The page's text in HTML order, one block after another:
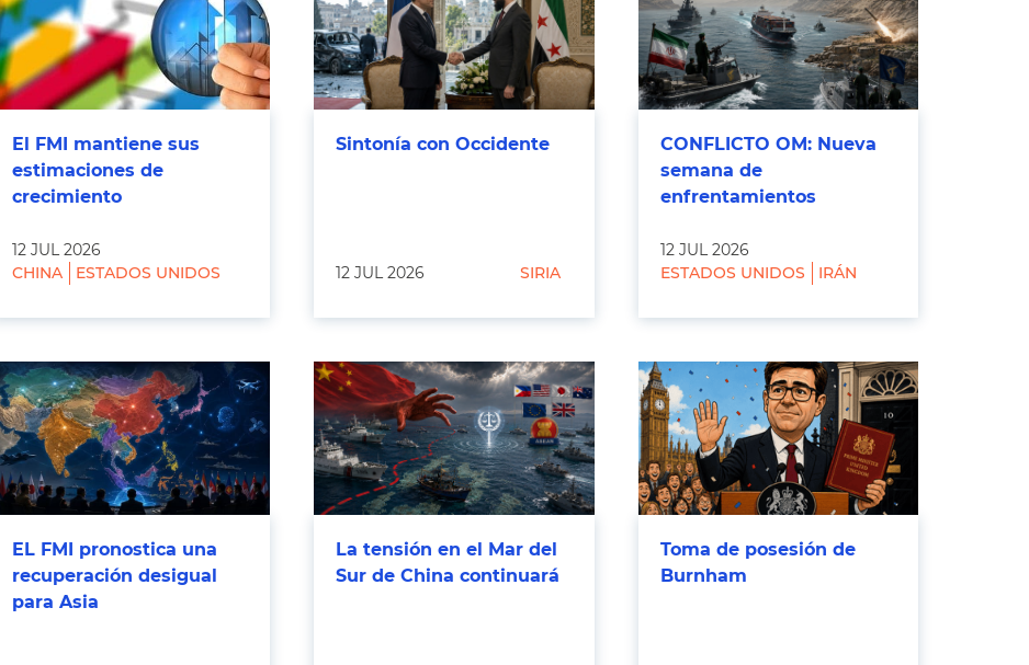
El FMI mantiene sus
estimaciones de
crecimiento
12 JUL 2026
CHINA
ESTADOS UNIDOS
Sintonía con Occidente
12 JUL 2026 SIRIA
CONFLICTO OM: Nueva
semana de
enfrentamientos
12 JUL 2026
ESTADOS UNIDOS
IRÁN
EL FMI pronostica una
recuperación desigual
para Asia
La tensión en el Mar del
Sur de China continuará
Toma de posesión de
Burnham